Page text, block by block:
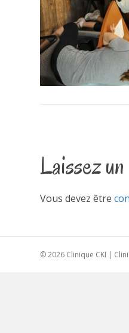
Laissez
Vous devez être
© 2026 Clinique CKI |